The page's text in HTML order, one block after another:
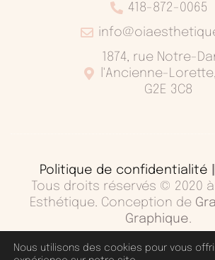
418-872-0065
1874, rue Notre-
l'Ancienne-
G2E 3C8
Politique de confidentialité
Tous droits réservés © 2020
Esthétique. Conception de
Graphique
Nous utilisons des cookies pour vous